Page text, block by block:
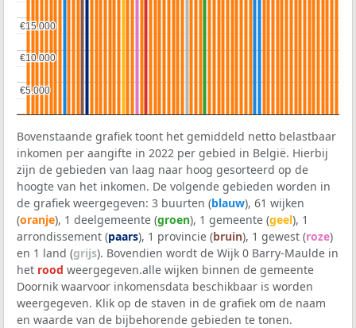
€5.000
€5.000
€10.000
€10.000
€15.000
€15.000
Bovenstaande grafiek toont het gemiddeld netto belastbaar
inkomen per aangifte in 2022 per gebied in België. Hierbij
zijn de gebieden van laag naar hoog gesorteerd op de
hoogte van het inkomen. De volgende gebieden worden in
de grafiek weergegeven: 3 buurten (blauw), 61 wijken
(oranje), 1 deelgemeente (groen), 1 gemeente (geel), 1
arrondissement (paars), 1 provincie (bruin), 1 gewest (roze)
en 1 land (grijs). Bovendien wordt de Wijk 0 Barry-Maulde in
het rood weergegeven.alle wijken binnen de gemeente
Doornik waarvoor inkomensdata beschikbaar is worden
weergegeven. Klik op de staven in de grafiek om de naam
en waarde van de bijbehorende gebieden te tonen.